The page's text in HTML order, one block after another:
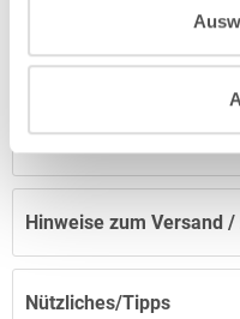
Herstellerangaben
Anleitungen/
Hinweise zum Versand
Nützliches/Tipps